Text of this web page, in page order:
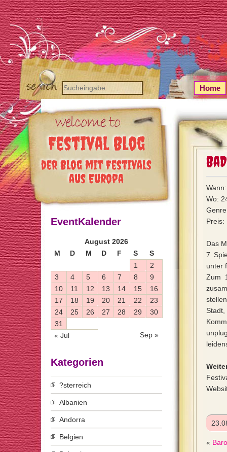
Festival Blog
der Blog mit Festivals
aus Europa
Home
Wo:
Preis:
Das
7
unter
Zum
«
EventKalender
August 2026
M
D M D F S S
« Jul Sep »
1
2
3
4 5 6 7 8
9
10
11 12 13 14 15
16
17
18 19 20 21 22
23
24
25 26 27 28 29
30
31
Kategorien
?sterreich
Albanien
Andorra
Belgien